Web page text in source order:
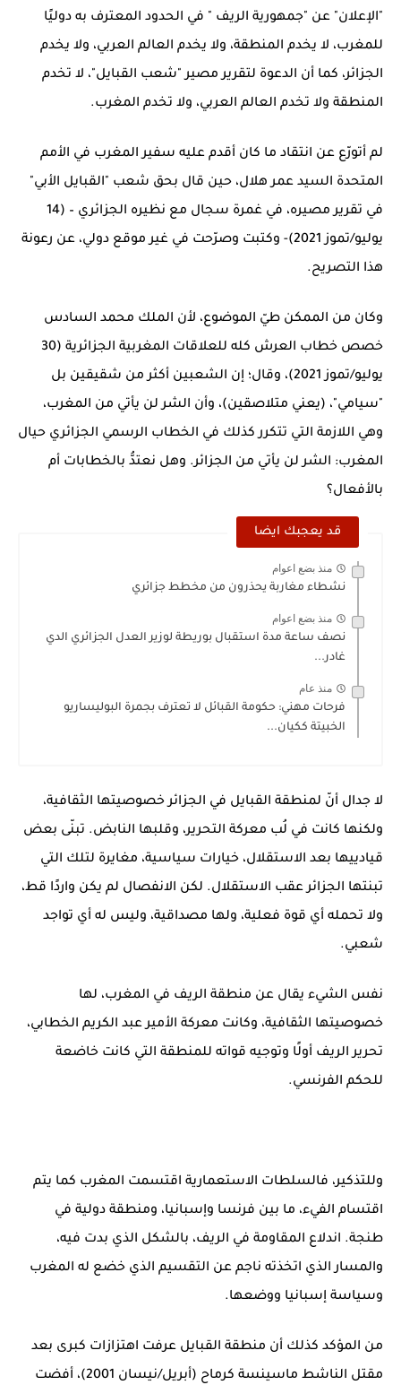
"الإعلان" عن "جمهورية الريف " في الحدود المعترف به دوليًا
للمغرب، لا يخدم المنطقة، ولا يخدم العالم العربي، ولا يخدم
الجزائر، كما أن الدعوة لتقرير مصير "شعب القبايل"، لا تخدم
المنطقة ولا تخدم العالم العربي، ولا تخدم المغرب.
لم أتورّع عن انتقاد ما كان أقدم عليه سفير المغرب في الأمم
المتحدة السيد عمر هلال، حين قال بحق شعب "القبايل الأبي"
في تقرير مصيره، في غمرة سجال مع نظيره الجزائري – (14
يوليو/تموز 2021)- وكتبت وصرّحت في غير موقع دولي، عن رعونة
هذا التصريح.
وكان من الممكن طيّ الموضوع، لأن الملك محمد السادس
خصص خطاب العرش كله للعلاقات المغربية الجزائرية (30
يوليو/تموز 2021)، وقال؛ إن الشعبين أكثر من شقيقين بل
"سيامي"، (يعني متلاصقين)، وأن الشر لن يأتي من المغرب،
وهي اللازمة التي تتكرر كذلك في الخطاب الرسمي الجزائري حيال
المغرب: الشر لن يأتي من الجزائر. وهل نعتدُّ بالخطابات أم
بالأفعال؟
قد يعجبك ايضا
منذ بضع اعوام
نشطاء مغاربة يحذرون من مخطط جزائري
منذ بضع اعوام
نصف ساعة مدة استقبال بوريطة لوزير العدل الجزائري الدي
غادر...
منذ عام
فرحات مهني: حكومة القبائل لا تعترف بجمرة البوليساريو
الخبيتة ككيان...
لا جدال أنّ لمنطقة القبايل في الجزائر خصوصيتها الثقافية،
ولكنها كانت في لُب معركة التحرير، وقلبها النابض. تبنّى بعض
قيادييها بعد الاستقلال، خيارات سياسية، مغايرة لتلك التي
تبنتها الجزائر عقب الاستقلال. لكن الانفصال لم يكن واردًا قط،
ولا تحمله أي قوة فعلية، ولها مصداقية، وليس له أي تواجد
شعبي.
نفس الشيء يقال عن منطقة الريف في المغرب، لها
خصوصيتها الثقافية، وكانت معركة الأمير عبد الكريم الخطابي،
تحرير الريف أولًا وتوجيه قواته للمنطقة التي كانت خاضعة
للحكم الفرنسي.
وللتذكير، فالسلطات الاستعمارية اقتسمت المغرب كما يتم
اقتسام الفيء، ما بين فرنسا وإسبانيا، ومنطقة دولية في
طنجة. اندلاع المقاومة في الريف، بالشكل الذي بدت فيه،
والمسار الذي اتخذته ناجم عن التقسيم الذي خضع له المغرب
وسياسة إسبانيا ووضعها.
من المؤكد كذلك أن منطقة القبايل عرفت اهتزازات كبرى بعد
مقتل الناشط ماسينسة كرماح (أبريل/نيسان 2001)، أفضت